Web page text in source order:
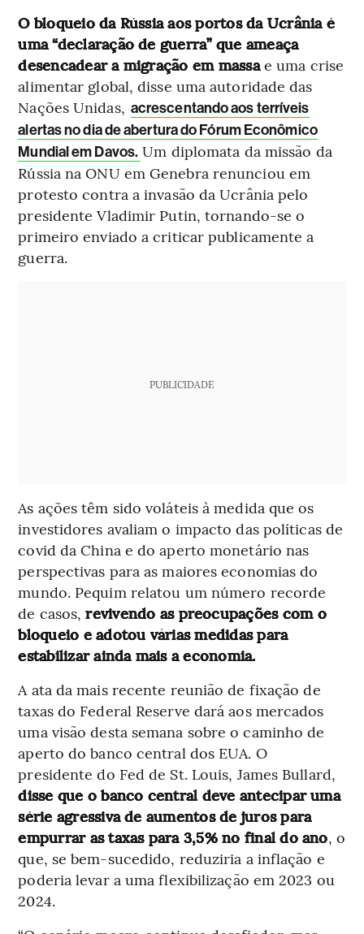
O bloqueio da Rússia aos portos da Ucrânia é
uma “declaração de guerra” que ameaça
desencadear a migração em massae uma crise
alimentar global, disse uma autoridade das
Nações Unidas, acrescentando aos terríveis
alertas no dia de abertura do Fórum Econômico
Mundial em Davos. Um diplomata da missão da
Rússia na ONU em Genebra renunciou em
protesto contra a invasão da Ucrânia pelo
presidente Vladimir Putin, tornando-se o
primeiro enviado a criticar publicamente a
guerra.
PUBLICIDADE
As ações têm sido voláteis à medida que os
investidores avaliam o impacto das políticas de
covid da China e do aperto monetário nas
perspectivas para as maiores economias do
mundo. Pequim relatou um número recorde
de casos,revivendo as preocupações com o
bloqueio e adotou várias medidas para
estabilizar ainda mais a economia.
A ata da mais recente reunião de fixação de
taxas do Federal Reserve dará aos mercados
uma visão desta semana sobre o caminho de
aperto do banco central dos EUA. O
presidente do Fed de St. Louis, James Bullard,
disse que o banco central deve antecipar uma
série agressiva de aumentos de juros para
empurrar as taxas para 3,5% no final do ano, o
que, se bem-sucedido, reduziria a inflação e
poderia levar a uma flexibilização em 2023 ou
2024.